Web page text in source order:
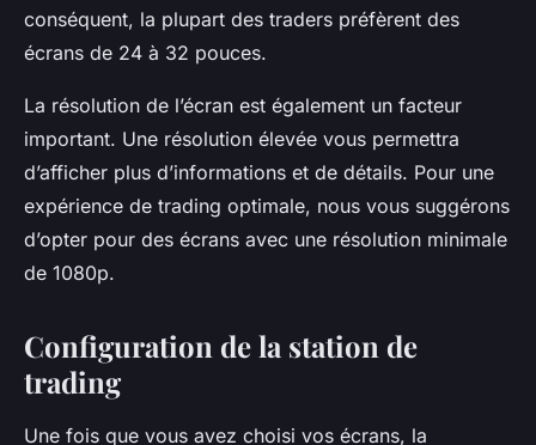
conséquent, la plupart des traders préfèrent des
écrans de 24 à 32 pouces.
La résolution de l’écran est également un facteur
important. Une résolution élevée vous permettra
d’afficher plus d’informations et de détails. Pour une
expérience de trading optimale, nous vous suggérons
d’opter pour des écrans avec une résolution minimale
de 1080p.
Configuration de la station de
trading
Une fois que vous avez choisi vos écrans, la